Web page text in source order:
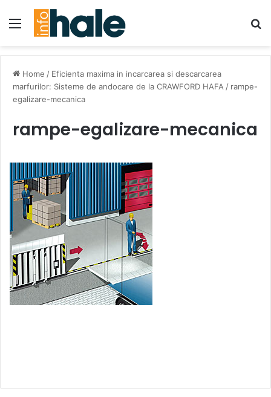
Menu
Home / Eficienta maxima in incarcarea si descarcarea
marfurilor: Sisteme de andocare de la CRAWFORD HAFA / rampe-
egalizare-mecanica
rampe-egalizare-mecanica